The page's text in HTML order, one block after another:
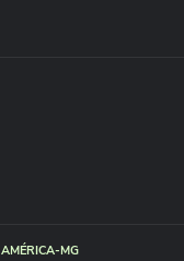
AMÉRICA-MG